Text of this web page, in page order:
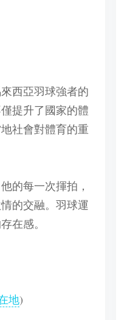
西亞羽球強者的
提升了國家的體
社會對體育的重
的每一次揮拍，
的交融。羽球運
在感。
地)